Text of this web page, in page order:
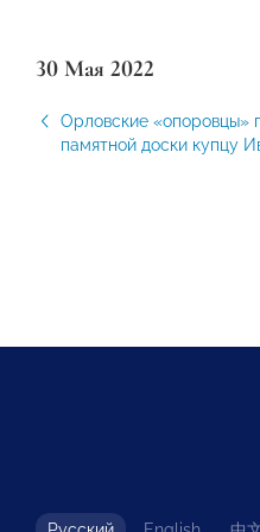
30 Мая 2022
Орловские «опоровцы»
памятной доски купцу